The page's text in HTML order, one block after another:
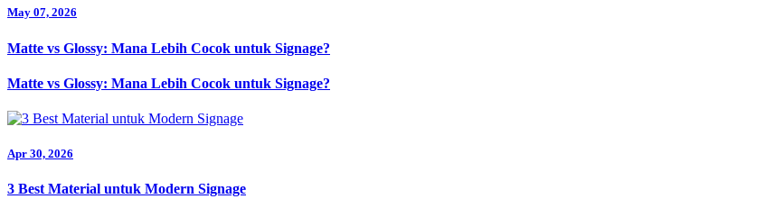
May 07, 2026
Matte vs Glossy: Mana Lebih Cocok untuk Signage?
Matte vs Glossy: Mana Lebih Cocok untuk Signage?
Apr 30, 2026
3 Best Material untuk Modern Signage